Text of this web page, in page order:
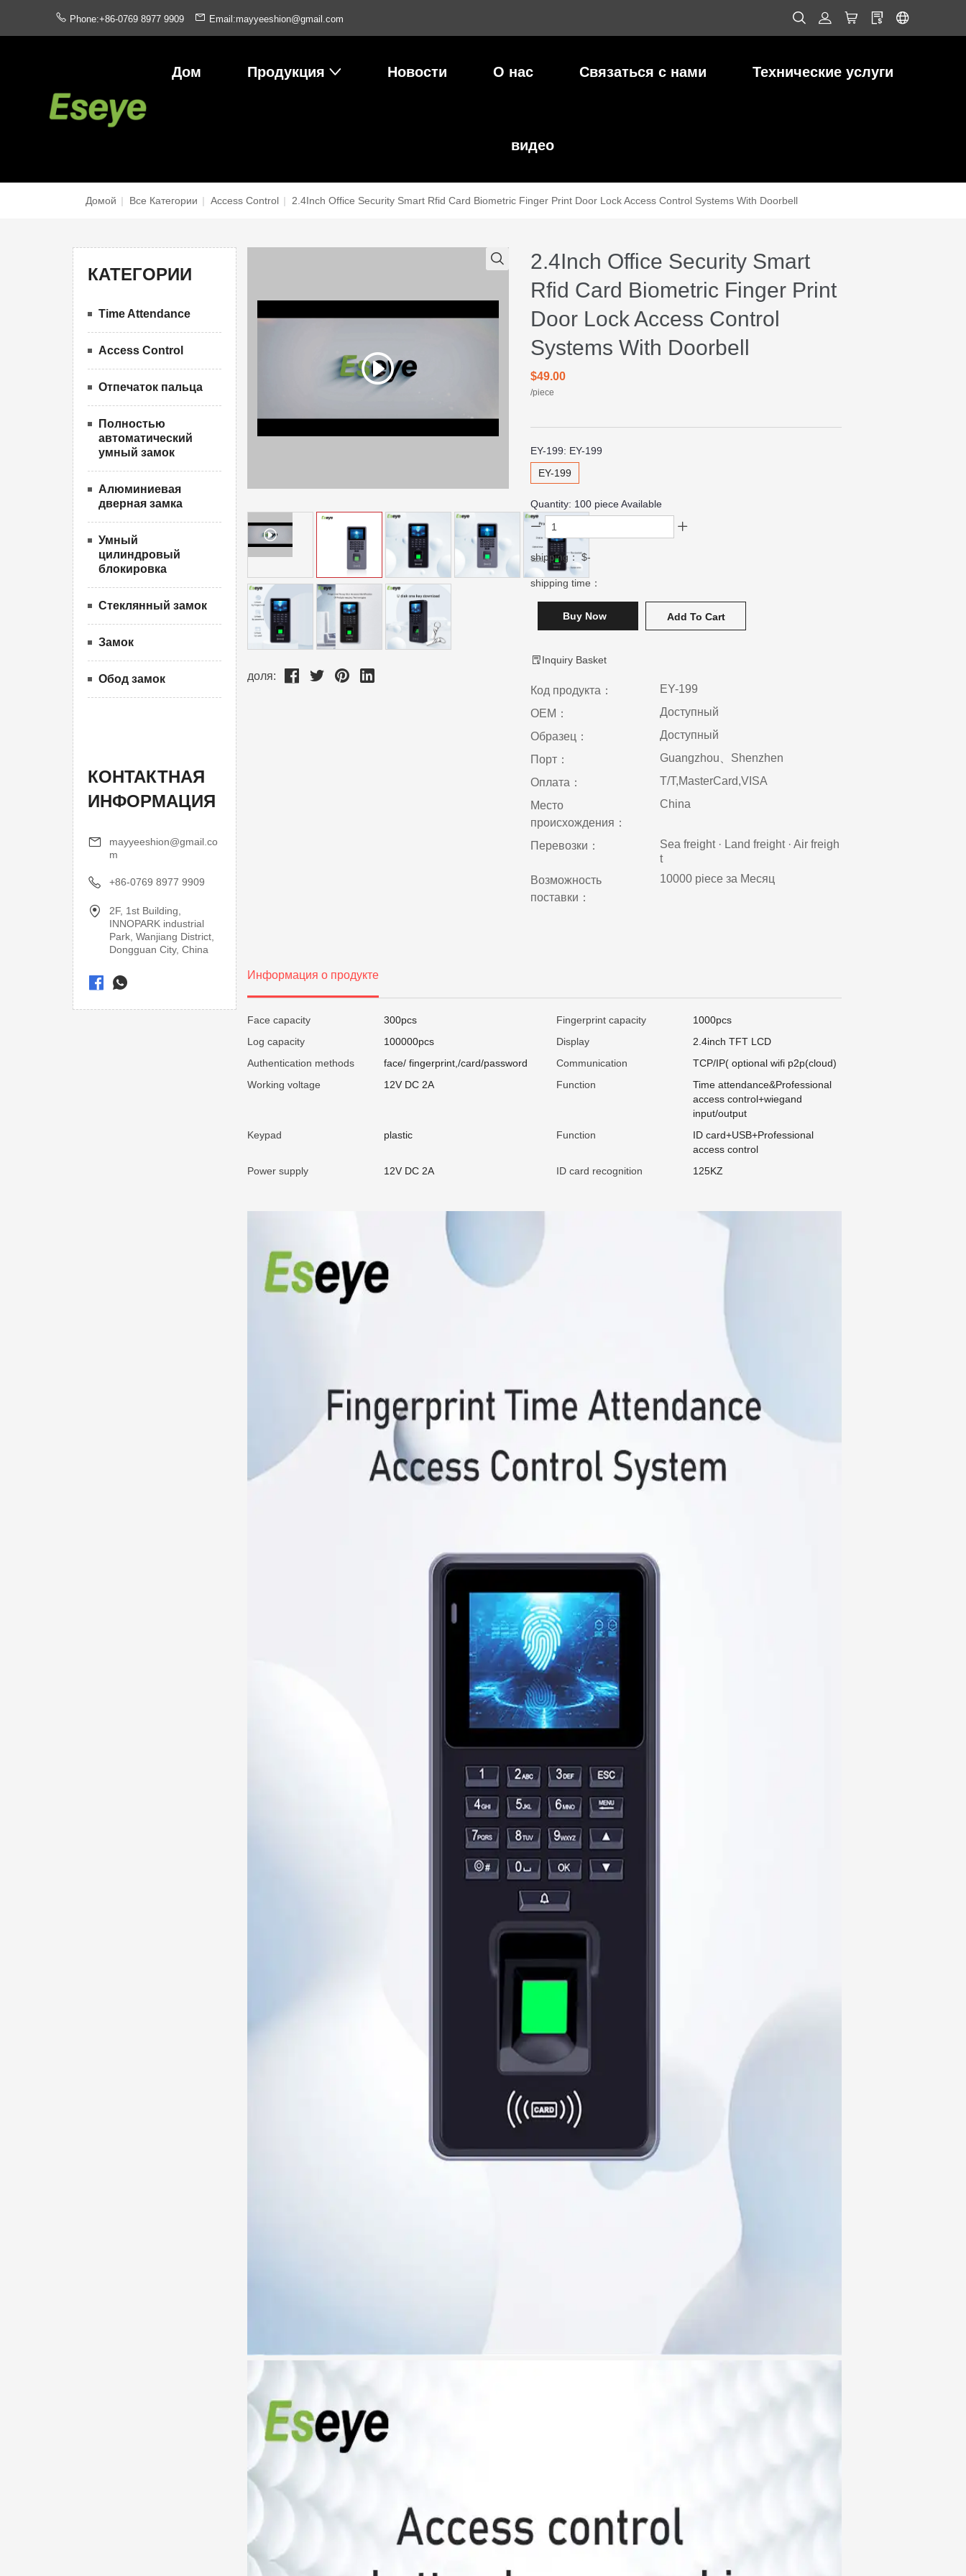
Phone:+86-0769 8977 9909 Email:mayyeeshion@gmail.com
Дом Продукция Новости О нас Связаться с нами Технические услуги
видео
Домой | Все Категории | Access Control | 2.4Inch Office Security Smart Rfid Card Biometric Finger Print Door Lock Access Control Systems With Doorbell
КАТЕГОРИИ
Time Attendance
Access Control
Отпечаток пальца
Полностью
автоматический
умный замок
Алюминиевая
дверная замка
Умный
цилиндровый
блокировка
Стеклянный замок
Замок
Обод замок
КОНТАКТНАЯ
ИНФОРМАЦИЯ
mayyeeshion@gmail.co
m
+86-0769 8977 9909
2F, 1st Building,
INNOPARK industrial
Park, Wanjiang District,
Dongguan City, China
доля:
2.4Inch Office Security Smart
Rfid Card Biometric Finger Print
Door Lock Access Control
Systems With Doorbell
$49.00
/piece
EY-199: EY-199
EY-199
Quantity: 100 piece Available
shipping：$-
shipping time：
Buy Now Add To Cart
Inquiry Basket
Код продукта：
EY-199
ОЕМ：
Доступный
Образец：
Доступный
Порт：
Guangzhou、Shenzhen
Оплата：
T/T,MasterCard,VISA
Место
происхождения：
China
Перевозки：
Sea freight · Land freight · Air freigh
t
Возможность
поставки：
10000 piece за Месяц
Информация о продукте
Face capacity 300pcs Fingerprint capacity
1000pcs
Log capacity
100000pcs Display
2.4inch TFT LCD
Authentication methods
face/ fingerprint,/card/password Communication
TCP/IP( optional wifi p2p(cloud)
Working voltage
12V DC 2A Function
Time attendance&Professional
access control+wiegand
input/output
Keypad
plastic Function
ID card+USB+Professional
access control
Power supply
12V DC 2A ID card recognition 125KZ